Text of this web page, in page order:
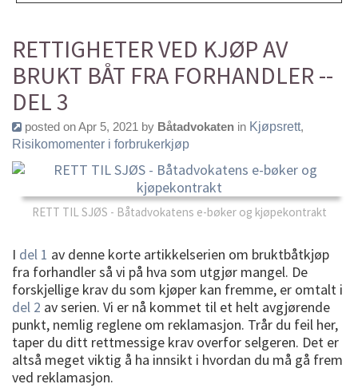
RETTIGHETER VED KJØP AV
BRUKT BÅT FRA FORHANDLER --
DEL 3
posted on Apr 5, 2021 by Båtadvokaten in Kjøpsrett,
Risikomomenter i forbrukerkjøp
RETT TIL SJØS - Båtadvokatens e-bøker og kjøpekontrakt
I del 1 av denne korte artikkelserien om bruktbåtkjøp
fra forhandler så vi på hva som utgjør mangel. De
forskjellige krav du som kjøper kan fremme, er omtalt i
del 2 av serien. Vi er nå kommet til et helt avgjørende
punkt, nemlig reglene om reklamasjon. Trår du feil her,
taper du ditt rettmessige krav overfor selgeren. Det er
altså meget viktig å ha innsikt i hvordan du må gå frem
ved reklamasjon.